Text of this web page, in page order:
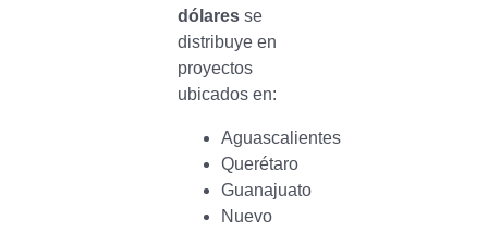
dólaresse
distribuye en
proyectos
ubicados en:
Aguascalientes
Querétaro
Guanajuato
Nuevo